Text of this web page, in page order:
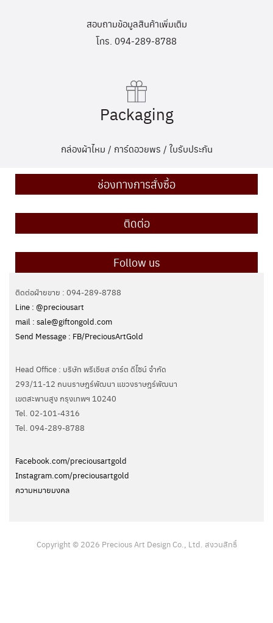
สอบถามข้อมูลสินค้าเพิ่มเติม
โทร. 094-289-8788
Packaging
กล่องผ้าไหม / การ์ดอวยพร / ใบรับประกัน
ช่องทางการสั่งซื้อ
ติดต่อ
Follow us
ติดต่อฝ่ายขาย : 094-289-8788
Line : @preciousart
mail : sale@giftongold.com
Send Message : FB/PreciousArtGold
Head Office : บริษัท พรีเชียส อาร์ต ดีไซน์ จำกัด
293/11-12 ถนนราษฎร์พัฒนา แขวงราษฎร์พัฒนา
เขตสะพานสูง กรุงเทพฯ 10240
Tel. 02-101-4316
Tel. ‭094-289-8788‬
Facebook.com/preciousartgold
Instagram.com/preciousartgold
ความหมายมงคล
Copyright © 2026 Precious Art Design Co., Ltd. สงวนสิทธิ์